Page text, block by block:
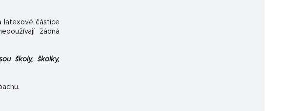
latexové částice
žádná
školy, školky,